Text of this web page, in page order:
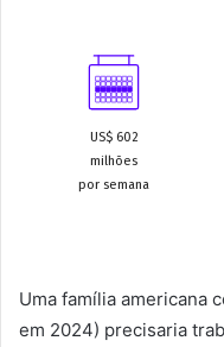
Uma família americana
em 2024) precisaria